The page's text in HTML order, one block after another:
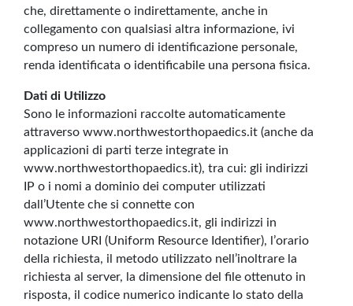
che, direttamente o indirettamente, anche in
collegamento con qualsiasi altra informazione, ivi
compreso un numero di identificazione personale,
renda identificata o identificabile una persona fisica.
Dati di Utilizzo
Sono le informazioni raccolte automaticamente
attraverso www.northwestorthopaedics.it (anche da
applicazioni di parti terze integrate in
www.northwestorthopaedics.it), tra cui: gli indirizzi
IP o i nomi a dominio dei computer utilizzati
dall’Utente che si connette con
www.northwestorthopaedics.it, gli indirizzi in
notazione URI (Uniform Resource Identifier), l’orario
della richiesta, il metodo utilizzato nell’inoltrare la
richiesta al server, la dimensione del file ottenuto in
risposta, il codice numerico indicante lo stato della